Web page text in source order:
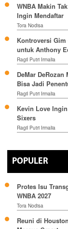
WNBA Makin
Ingin Mendaftar
Tora Nodisa
Kontroversi
untuk Anthony
Ragil Putri Irmalia
DeMar
Bisa Jadi
Ragil Putri Irmalia
Kevin Love
Sixers
Ragil Putri Irmalia
POPULER
Protes Isu
WNBA 2027
Tora Nodisa
Reuni di